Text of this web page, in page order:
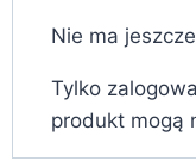
Nie ma
Tylko
produkt mogą